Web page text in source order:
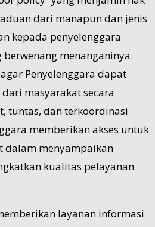
dari manapun dan jenis
kepada penyelenggara
menanganinya.
Penyelenggara dapat
masyarakat secara
tuntas, dan terkoordinasi
memberikan akses untuk
dalam menyampaikan
kualitas pelayanan
layanan informasi